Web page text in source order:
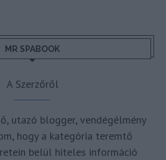
MR SPABOOK
A Szerzőről
utazó blogger, vendégélmény
hogy a kategória teremtő
belül hiteles információ